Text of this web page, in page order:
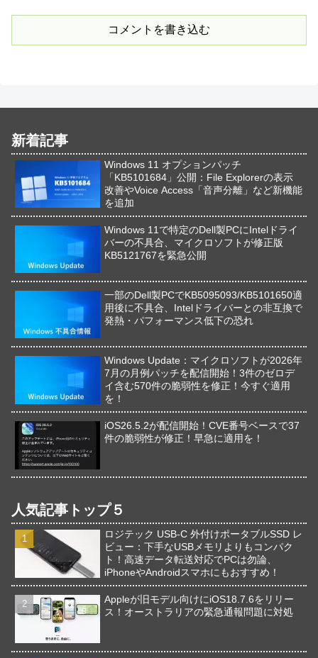
コメントを書き込む
新着記事
Windows 11 オプションパッチ
「KB5101684」公開：File Explorerの表示
改善やVoice Access「音声分離」など新機能
を追加
Windows 11で特定のDell製PCにIntelドライ
バーの不具合、マイクロソフトが修正版
KB5121767を緊急公開
一部のDell製PCでKB5095093/KB5101650適
用後に不具合、Intelドライバーとの非互換で
発熱・パフォーマンス低下の恐れ
Windows Update：マイクロソフトが2026年
7月の月例パッチを配信開始！3件のゼロデ
イ含む570件の脆弱性を修正！今すぐ適用
を！
iOS26.5.2が配信開始！CVE番号ベースで37
件の脆弱性が修正！早急に適用を！
人気記事トップ５
ロジテック USB-C 外付けポータブルSSD レ
ビュー：下手なUSBメモリよりもコンパク
ト！高速データ転送対応でPCは勿論、
iPhoneやAndroidスマホにもおすすめ！
Appleが旧モデル向けにiOS18.7.6をリリー
ス！オーストラリアの緊急通報問題に対処